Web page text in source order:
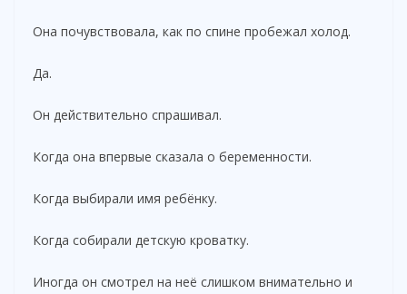
Она почувствовала, как по спине пробежал холод.
Да.
Он действительно спрашивал.
Когда она впервые сказала о беременности.
Когда выбирали имя ребёнку.
Когда собирали детскую кроватку.
Иногда он смотрел на неё слишком внимательно и